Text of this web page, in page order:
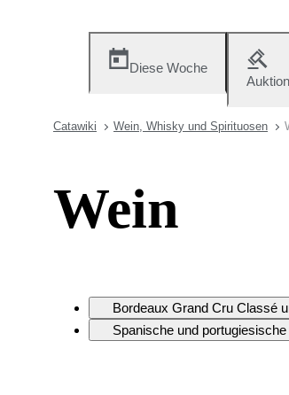
Diese Woche
Catawiki Wein, Whisky und Spirituosen
Wein
Bordeaux Grand Cru Classé
Spanische und